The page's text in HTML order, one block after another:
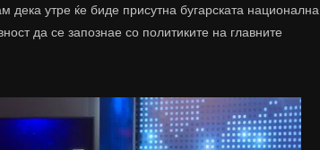
дека утре ќе биде присутна бугарската национална
да се запознае со политиките на главните